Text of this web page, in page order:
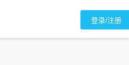
登录/注册